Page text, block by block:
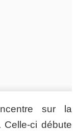
sur la
Celle-ci débute